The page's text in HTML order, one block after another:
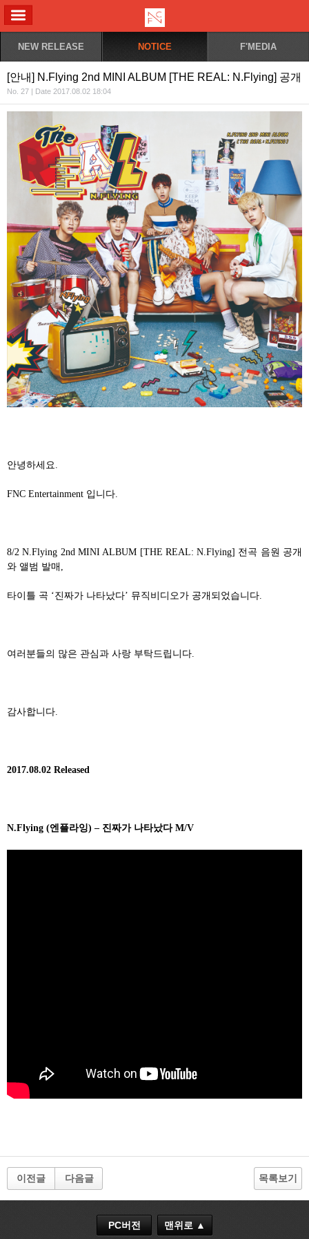
NEW RELEASE NOTICE F'MEDIA
[안내] N.Flying 2nd MINI ALBUM [THE REAL: N.Flying] 공개
No. 27 | Date 2017.08.02 18:04
안녕하세요.
FNC Entertainment 입니다.
8/2N.Flying 2nd MINI ALBUM [THE REAL: N.Flying] 전곡 음원 공개
와 앨범 발매 ,
타이틀 곡 ‘진짜가 나타났다’ 뮤직비디오가 공개되었습니다.
여러분들의 많은 관심과 사랑 부탁드립니다.
감사합니다.
2017.08.02 Released
N.Flying (엔플라잉) – 진짜가 나타났다M/V
이전글 다음글 목록보기
PC버전 맨위로 ▲